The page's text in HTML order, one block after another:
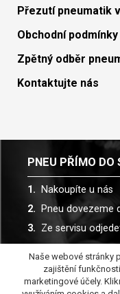
Přezutí pneumatik
Obchodní podmínky
Zpětný odběr
Kontaktujte nás
PNEU PŘÍMO DO
Nakoupíte u nás
Pneu dovezeme
Ze servisu
Spolupracujeme s
Naše webové stránky
zajištění
marketingové účely.